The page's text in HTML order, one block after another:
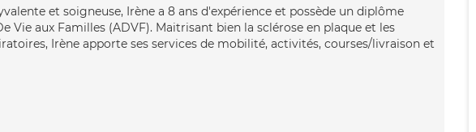
et soigneuse, Irène a 8 ans d'expérience et possède un diplôme
Vie aux Familles (ADVF). Maitrisant bien la sclérose en plaque et les
Irène apporte ses services de mobilité, activités, courses/livraison et